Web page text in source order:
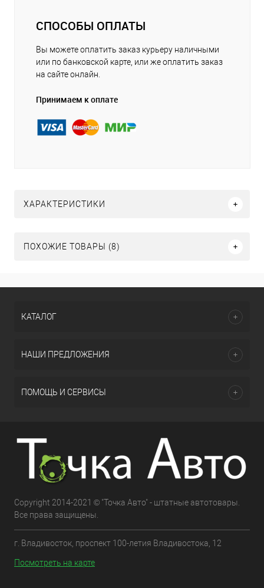
СПОСОБЫ ОПЛАТЫ
Вы можете оплатить заказ курьеру наличными
или по банковской карте, или же оплатить заказ
на сайте онлайн.
Принимаем к оплате
ХАРАКТЕРИСТИКИ
ПОХОЖИЕ ТОВАРЫ (8)
КАТАЛОГ
НАШИ ПРЕДЛОЖЕНИЯ
ПОМОЩЬ И СЕРВИСЫ
Copyright 2014-2021 © "Точка Авто" - штатные автотовары.
Все права защищены.
г. Владивосток, проспект 100-летия Владивостока, 12
Посмотреть на карте